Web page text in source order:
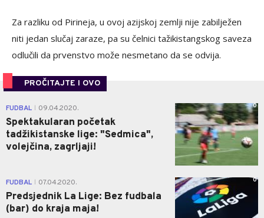
Za razliku od Pirineja, u ovoj azijskoj zemlji nije zabilježen
niti jedan slučaj zaraze, pa su čelnici tažikistangskog saveza
odlučili da prvenstvo može nesmetano da se odvija.
PROČITAJTE I OVO
FUDBAL 09.04.2020.
Spektakularan početak
tadžikistanske lige: "Sedmica",
volejčina, zagrljaji!
0
FUDBAL 07.04.2020.
Predsjednik La Lige: Bez fudbala
(bar) do kraja maja!
0